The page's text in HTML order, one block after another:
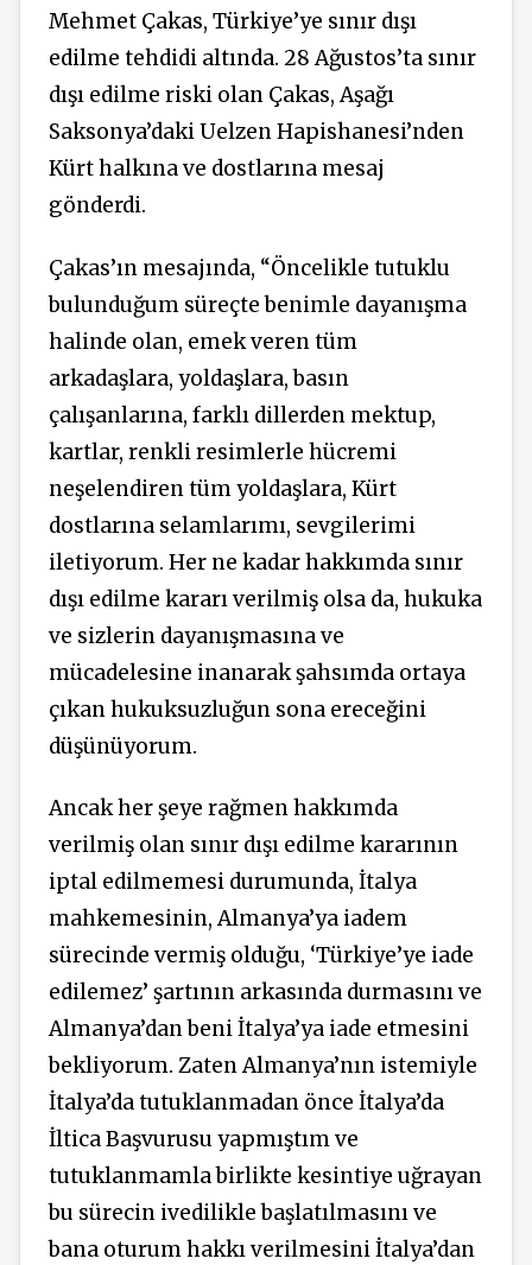
Mehmet Çakas, Türkiye’ye sınır dışı
edilme tehdidi altında. 28 Ağustos’ta sınır
dışı edilme riski olan Çakas, Aşağı
Saksonya’daki Uelzen Hapishanesi’nden
Kürt halkına ve dostlarına mesaj
gönderdi.
Çakas’ın mesajında, “Öncelikle tutuklu
bulunduğum süreçte benimle dayanışma
halinde olan, emek veren tüm
arkadaşlara, yoldaşlara, basın
çalışanlarına, farklı dillerden mektup,
kartlar, renkli resimlerle hücremi
neşelendiren tüm yoldaşlara, Kürt
dostlarına selamlarımı, sevgilerimi
iletiyorum. Her ne kadar hakkımda sınır
dışı edilme kararı verilmiş olsa da, hukuka
ve sizlerin dayanışmasına ve
mücadelesine inanarak şahsımda ortaya
çıkan hukuksuzluğun sona ereceğini
düşünüyorum.
Ancak her şeye rağmen hakkımda
verilmiş olan sınır dışı edilme kararının
iptal edilmemesi durumunda, İtalya
mahkemesinin, Almanya’ya iadem
sürecinde vermiş olduğu, ‘Türkiye’ye iade
edilemez’ şartının arkasında durmasını ve
Almanya’dan beni İtalya’ya iade etmesini
bekliyorum. Zaten Almanya’nın istemiyle
İtalya’da tutuklanmadan önce İtalya’da
İltica Başvurusu yapmıştım ve
tutuklanmamla birlikte kesintiye uğrayan
bu sürecin ivedilikle başlatılmasını ve
bana oturum hakkı verilmesini İtalya’dan